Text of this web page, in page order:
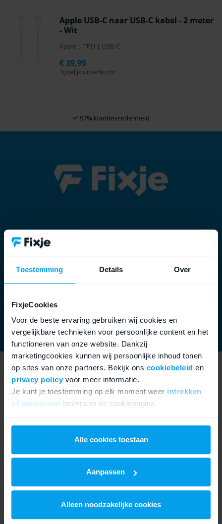
Toestemming Details Over
FixjeCookies
Voor de beste ervaring gebruiken wij cookies en
vergelijkbare technieken voor persoonlijke content en het
functioneren van onze website. Dankzij
marketingcookies kunnen wij persoonlijke inhoud tonen
op sites van onze partners. Bekijk ons cookiebeleid en
privacy policyvoor meer informatie.
Je kunt je toestemming op elk moment weer intrekken
of aanpassen bovenaan de cookiepagina.
We werken samen met21 derdendie uw gegevens
kunnen ontvangen en verwerken.
Alle cookies toestaan
Aanpassen
Alleen noodzakelijke cookies
Apple USB-C naar USB-C kabel - 2 meter
- Wit
Apple | TPU | USB-C
Tijdelijk uitverkocht
€39,95
97% klanttevredenheid
Minder e-waste, een betere
wereld
Elk toestel verdient een tweede
kans, zo voorkom je e-waste
Hoe kunnen we je helpen?
Contact
Over Fixje
Zakelijke klant worden
Verzending
Pers